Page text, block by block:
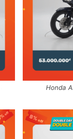
Honda